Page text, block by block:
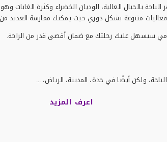
بالجبال العالية، الوديان الخضراء وكثرة الغابات
متنوعة بشكل دوري حيث يمكنك ممارسة العديد
سيسهل عليك رحلتك مع ضمان أقصى قدر من الراحة.
ولكن أيضًا في جدة، المدينة، الرياض، ...
اعرف المزيد